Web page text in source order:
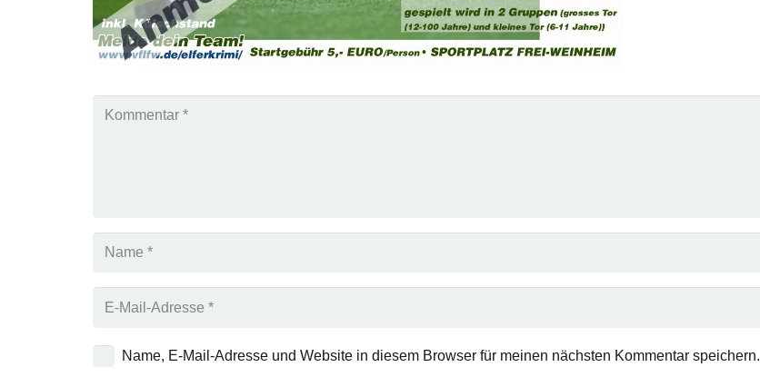
Name, E-Mail-Adresse und Website in diesem Browser für meinen nächsten Kommentar speichern.